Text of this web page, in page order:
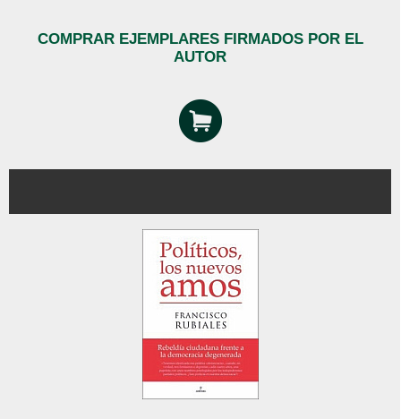
COMPRAR EJEMPLARES FIRMADOS POR EL
AUTOR